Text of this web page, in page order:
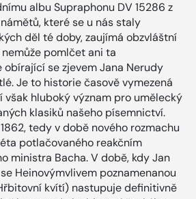
albu Supraphonu DV 15286 z
námětů, které se u nás staly
děl té doby, zaujímá obzvláštní
pomlčet ani ta
se zjevem Jana Nerudy
Je to historie časově vymezená
však hluboký význam pro umělecký
klasiků našeho písemnictví.
tedy v době nového rozmachu
potlačovaného reakčním
ministra Bacha. V době, kdy Jan
Heinovýmvlivem poznamenanou
kvítí) nastupuje definitivně